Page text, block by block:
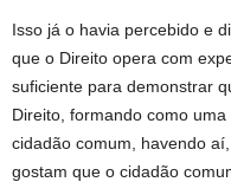
Isso já o havia percebido e
que o Direito opera com
suficiente para demonstrar
Direito, formando como
cidadão comum, havendo
gostam que o cidadão